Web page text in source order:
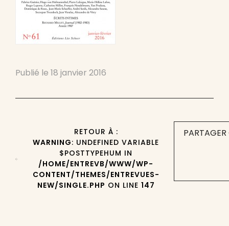
Publié le 18 janvier 2016
RETOUR À :
WARNING: UNDEFINED VARIABLE
$POSTTYPEHUM IN
/HOME/ENTREVB/WWW/WP-
CONTENT/THEMES/ENTREVUES-
NEW/SINGLE.PHP ON LINE 147